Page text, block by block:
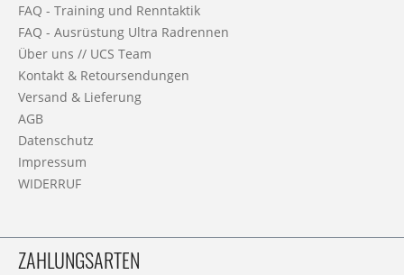
FAQ - Training und Renntaktik
FAQ - Ausrüstung Ultra Radrennen
Über uns // UCS Team
Kontakt & Retoursendungen
Versand & Lieferung
AGB
Datenschutz
Impressum
WIDERRUF
ZAHLUNGSARTEN